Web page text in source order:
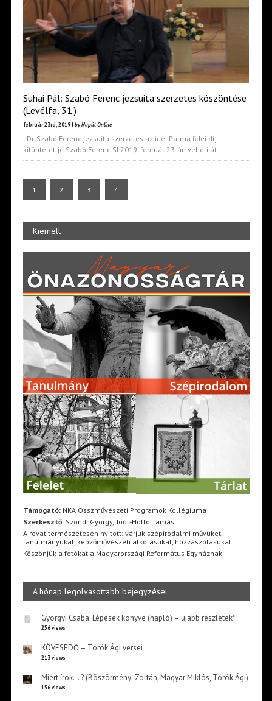
Suhai Pál: Szabó Ferenc jezsuita szerzetes köszöntése
(Levélfa, 31.)
február 23rd, 2019 | by Napút Online
Dr. Szabó Ferenc jezsuita szerzetes az idei Parma fidei díj
kitüntetettje Szabó Ferenc SJ 2019. február 23-án veheti át
1 2 3 4
Kiemelt
Támogató:NKA Összművészeti Programok Kollégiuma
Szerkesztő:Szondi György, Toót-Holló Tamás
A rovat természetesen nyitott: várjuk szépirodalmi művüket,
tanulmányukat, képzőművészeti alkotásukat, hozzászólásukat.
Köszönjük a fotókat a Magyarországi Református Egyháznak
A hónap legolvasottabb bejegyzései
Györgyi Csaba: Lépések könyve (napló) – újabb részletek*
256 views
KÖVESEDŐ – Török Ági versei
213 views
Miért írok… ? (Böszörményi Zoltán, Magyar Miklós, Török Ági)
156 views